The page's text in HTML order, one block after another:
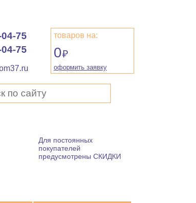
75
75
товаров на:
0₽
оформить заявку
Для постоянных
покупателей
предусмотрены СКИДКИ